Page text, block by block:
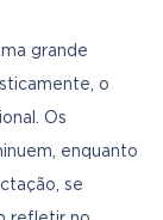
grande
o
Os
enquanto
se